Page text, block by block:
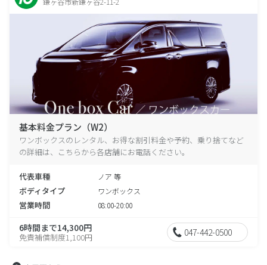
基本料金プラン（W2）
ワンボックスのレンタル、お得な割引料金や予約、乗り捨てなど
の詳細は、こちらから各店舗にお電話ください。
代表車種 ノア 等
ボディタイプ ワンボックス
営業時間 08:00-20:00
6時間まで14,300円
免責補償制度1,100円 047-442-0500